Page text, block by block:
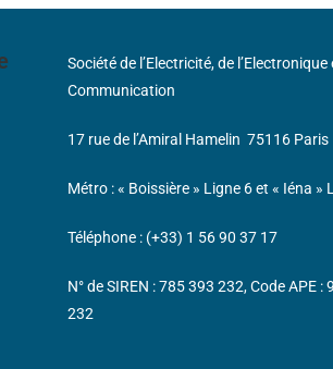
Société de l’Electricité, de
Communication
17 rue de l’Amiral Hamelin 75116 Paris
Métro : « Boissière » Ligne 6 et « Iéna »
Téléphone : (+33) 1 56 90 37 17
N° de SIREN : 785 393 232, Code APE
232